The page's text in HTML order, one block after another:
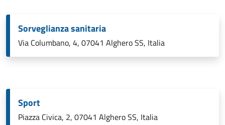
Sorveglianza sanitaria
Via Columbano, 4, 07041 Alghero SS, Italia
Sport
Piazza Civica, 2, 07041 Alghero SS, Italia